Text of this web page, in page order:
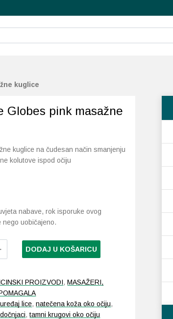
kuglice
Globes pink masažne
kuglice na čudesan način smanjenju
kolutove ispod očiju
nabave, rok isporuke ovog
nego uobičajeno.
DODAJ U KOŠARICU
PROIZVODI,MASAŽERI,
lice,natečena koža oko očiju,
,tamni krugovi oko očiju